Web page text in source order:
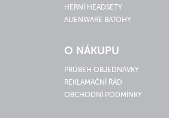
HERNÍ HEADSETY
ALIENWARE BATOHY
O NÁKUPU
PRŮBĚH OBJEDNÁVKY
REKLAMAČNÍ ŘÁD
OBCHODNÍ PODMÍNKY